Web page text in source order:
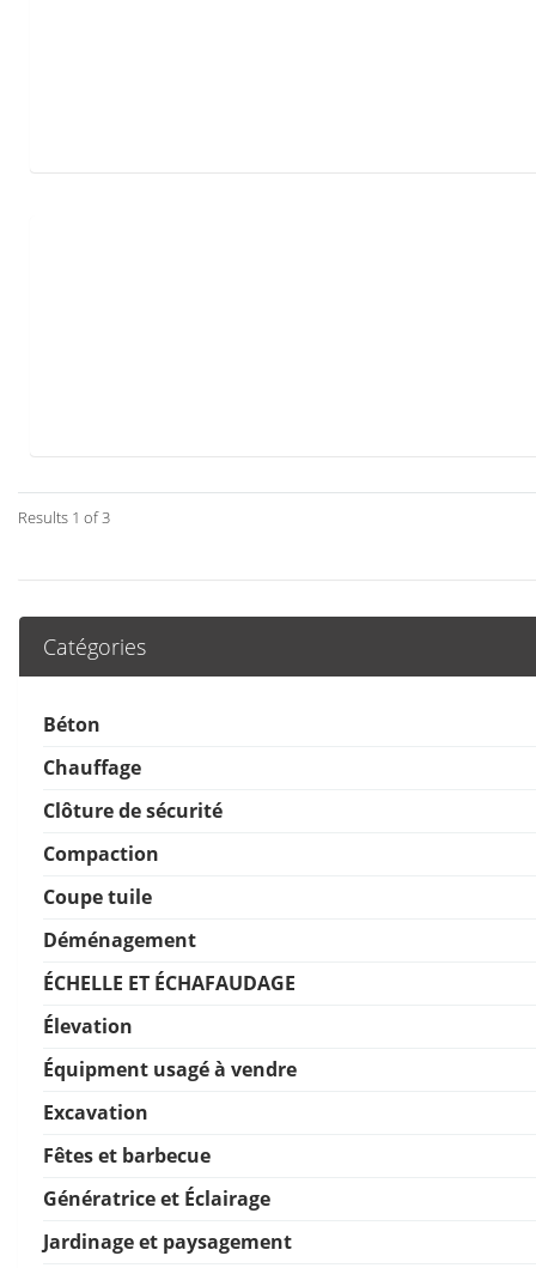
Results 1 of 3
Catégories
Béton
Chauffage
Clôture de sécurité
Compaction
Coupe tuile
Déménagement
ÉCHELLE ET ÉCHAFAUDAGE
Élevation
Équipment usagé à vendre
Excavation
Fêtes et barbecue
Génératrice et Éclairage
Jardinage et paysagement